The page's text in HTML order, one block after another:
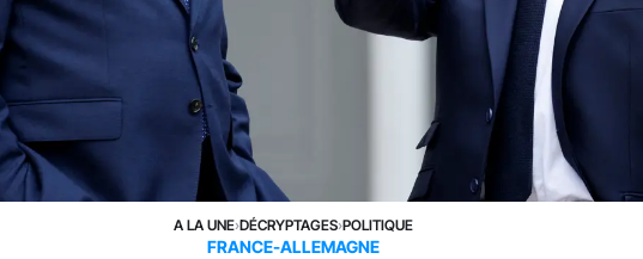
A LA UNE›DÉCRYPTAGES›POLITIQUE
FRANCE-ALLEMAGNE